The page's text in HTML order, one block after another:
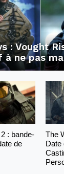
: Vought
ne pas
: bande-
de
The
Date